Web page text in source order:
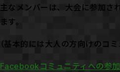
主なメンバーは、大会に参加さ
ます。
（基本的には大人の方向けのコ
Facebookコミュニティへの参